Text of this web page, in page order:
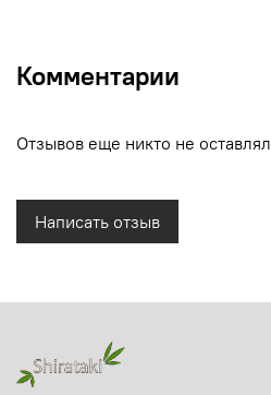
Комментарии
Отзывов еще никто не оставлял
Написать отзыв